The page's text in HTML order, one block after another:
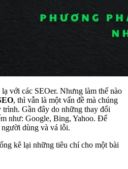
với các SEOer. Nhưng làm thế nào
, thì vẫn là một vấn đề mà chúng
trình. Gần đây do những thay đổi
như: Google, Bing, Yahoo. Để
dùng và vá lỗi.
kê lại những tiêu chí cho một bài